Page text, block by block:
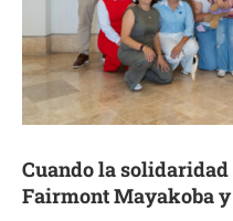
Cuando la
Fairmont Mayakoba